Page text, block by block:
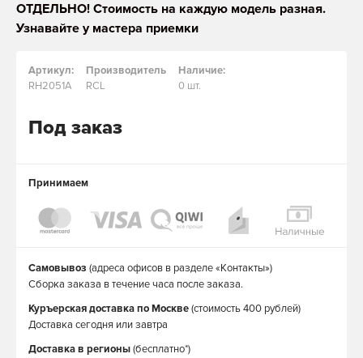
ОТДЕЛЬНО! Стоимость на каждую модель разная.
Узнавайте у мастера приемки
Артикул:
RH2051A
Производитель
RCL
Наличие:
0 шт.
Под заказ
Принимаем
Самовывоз (адреса офисов в разделе «Контакты»)
Сборка заказа в течение часа после заказа.
Куръерская доставка по Москве(стоимость 400 рублей)
Доставка сегодня или завтра
Доставка в регионы(бесплатно*)